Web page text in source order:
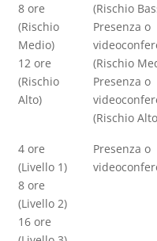
8 ore
(Rischio
Medio)
12 ore
(Rischio
Alto)
(Rischio
Presenza o
(Rischio
Presenza o
(Rischio
4 ore
(Livello 1)
8 ore
(Livello 2)
16 ore
Presenza o